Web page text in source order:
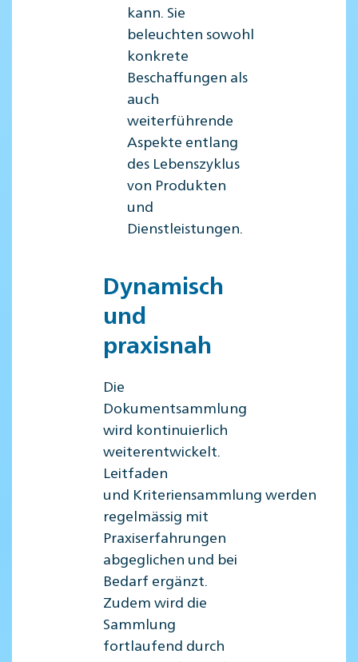
kann. Sie
beleuchten sowohl
konkrete
Beschaffungen als
auch
weiterführende
Aspekte entlang
des Lebenszyklus
von Produkten
und
Dienstleistungen.
Dynamisch
und
praxisnah
Die
Dokumentsammlung
wird kontinuierlich
weiterentwickelt.
Leitfaden
und Kriteriensammlung werden
regelmässig mit
Praxiserfahrungen
abgeglichen und bei
Bedarf ergänzt.
Zudem wird die
Sammlung
fortlaufend durch